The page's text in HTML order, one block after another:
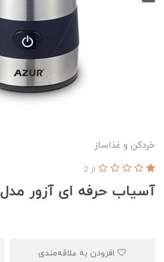
خردکن و غذاساز
آسیاب حرفه ای آزور مدل AZ-211CG
از 2